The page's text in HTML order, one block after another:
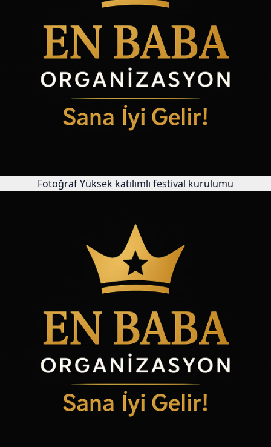
FotoğrafYüksek katılımlı festival kurulumu